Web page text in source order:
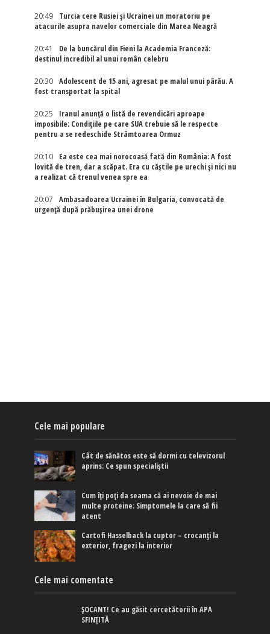
20:49
Turcia cere Rusiei și Ucrainei un moratoriu pe
atacurile asupra navelor comerciale din Marea Neagră
20:41
De la buncărul din Fieni la Academia Franceză:
destinul incredibil al unui român celebru
20:30
Adolescent de 15 ani, agresat pe malul unui pârău. A
fost transportat la spital
20:25
Iranul anunță o listă de revendicări aproape
imposibile: Condițiile pe care SUA trebuie să le respecte
pentru a se redeschide Strâmtoarea Ormuz
20:10
Ea este cea mai norocoasă fată din România: A fost
lovită de tren, dar a scăpat. Era cu căștile pe urechi și nici nu
a realizat că trenul venea spre ea
20:07
Ambasadoarea Ucrainei în Bulgaria, convocată de
urgență după prăbușirea unei drone
Cele mai populare
Cât de sănătos este să dormi cu televizorul
aprins: Ce spun specialiștii
Cum îți poți da seama că ai nevoie de mai
multe proteine: Simptomele la care să fii
atent
Cartofi Hasselback la cuptor – crocanți la
exterior, fragezi la interior
Cele mai comentate
ȘOCANT! Ce au găsit cercetătorii în APA
SFINȚITĂ